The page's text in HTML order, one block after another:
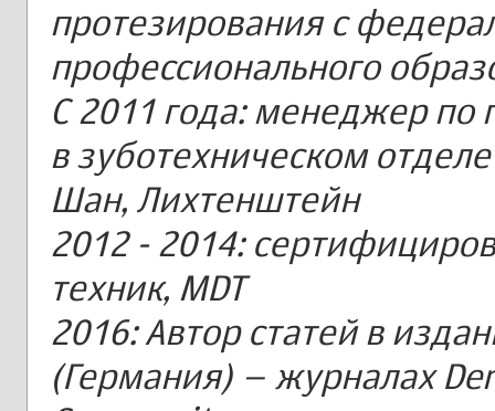
протезирования с
профессионального
С 2011 года: менеджер по
в зуботехническом
Шан, Лихтенштейн
2012 - 2014:
техник, MDT
2016: Автор статей в
(Германия) – журналах